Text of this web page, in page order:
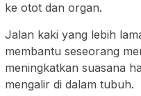
ke otot dan organ.
Jalan kaki yang lebih
membantu seseorang
meningkatkan suasana
mengalir di dalam tubuh.